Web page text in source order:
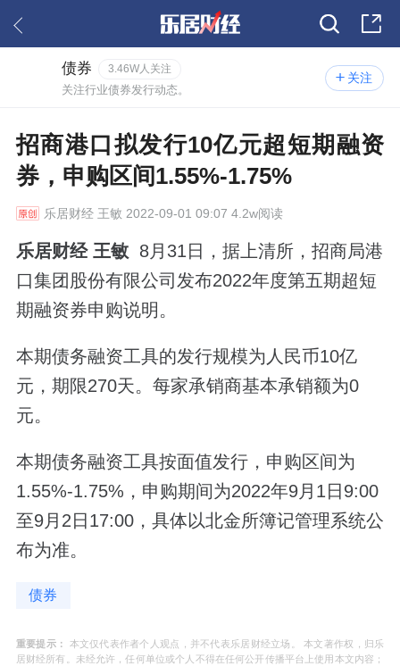
关注
债券 3.46W人关注
关注行业债券发行动态。
招商港口拟发行10亿元超短期融资
券，申购区间1.55%-1.75%
乐居财经王敏 2022-09-01 09:07 4.2w阅读
乐居财经 王敏 8月31日，据上清所，招商局港
口集团股份有限公司发布2022年度第五期超短
期融资券申购说明。
本期债务融资工具的发行规模为人民币10亿
元，期限270天。每家承销商基本承销额为0
元。
本期债务融资工具按面值发行，申购区间为
1.55%-1.75%，申购期间为2022年9月1日9:00
至9月2日17:00，具体以北金所簿记管理系统公
布为准。
债券
重要提示：
本文仅代表作者个人观点，并不代表乐居财经立场。 本文著作权，归乐
居财经所有。未经允许，任何单位或个人不得在任何公开传播平台上使用本文内容；